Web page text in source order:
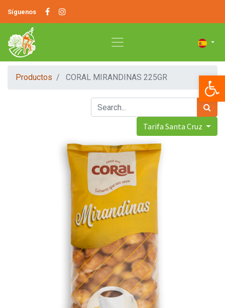
Síguenos
Productos CORAL MIRANDINAS 225GR
Tarifa Santa Cruz